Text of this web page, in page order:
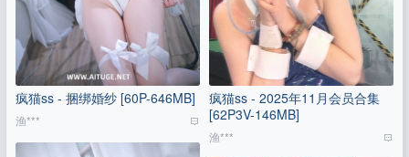
疯猫ss - 捆绑婚纱 [60P-646MB]
渔***
疯猫ss - 2025年11月会员合集
[62P3V-146MB]
渔***